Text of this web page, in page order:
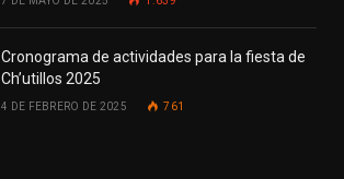
Cronograma de actividades para la fiesta de
Ch’utillos 2025
4 DE FEBRERO DE 2025 761